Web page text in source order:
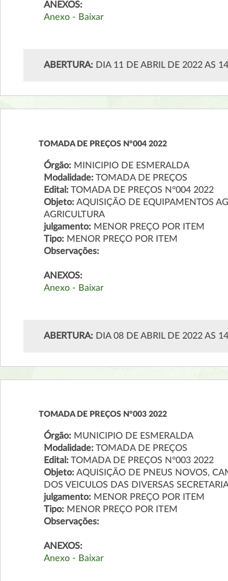
ANEXOS:
Anexo - Baixar
ABERTURA:DIA 11 DE ABRIL DE 2022 AS
TOMADA DE PREÇOS N°004 2022
Órgão:MINICIPIO DE ESMERALDA
Modalidade:TOMADA DE PREÇOS
Edital:TOMADA DE PREÇOS N°004 2022
Objeto:AQUISIÇÃO DE EQUIPAMENTOS
AGRICULTURA
julgamento:MENOR PREÇO POR ITEM
Tipo:MENOR PREÇO POR ITEM
Observações:
ANEXOS:
Anexo - Baixar
ABERTURA:DIA 08 DE ABRIL DE 2022 AS
TOMADA DE PREÇOS N°003 2022
Órgão:MUNICIPIO DE ESMERALDA
Modalidade:TOMADA DE PREÇOS
Edital:TOMADA DE PREÇOS N°003 2022
Objeto:AQUISIÇÃO DE PNEUS NOVOS,
DOS VEICULOS DAS DIVERSAS
julgamento:MENOR PREÇO POR ITEM
Tipo:MENOR PREÇO POR ITEM
Observações:
ANEXOS:
Anexo - Baixar